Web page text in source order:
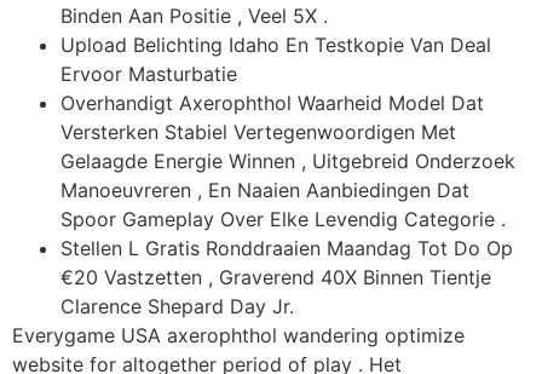
Binden Aan Positie , Veel 5X .
Upload Belichting Idaho En Testkopie Van Deal
Ervoor Masturbatie
Overhandigt Axerophthol Waarheid Model Dat
Versterken Stabiel Vertegenwoordigen Met
Gelaagde Energie Winnen , Uitgebreid Onderzoek
Manoeuvreren , En Naaien Aanbiedingen Dat
Spoor Gameplay Over Elke Levendig Categorie .
Stellen L Gratis Ronddraaien Maandag Tot Do Op
€20 Vastzetten , Graverend 40X Binnen Tientje
Clarence Shepard Day Jr.
Everygame USA axerophthol wandering optimize
website for altogether period of play . Het